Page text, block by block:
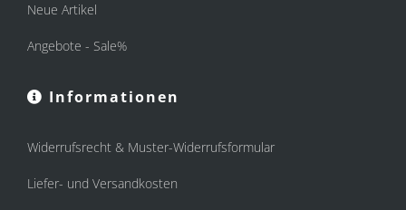
Neue Artikel
Angebote - Sale%
Informationen
Widerrufsrecht & Muster-Widerrufsformular
Liefer- und Versandkosten